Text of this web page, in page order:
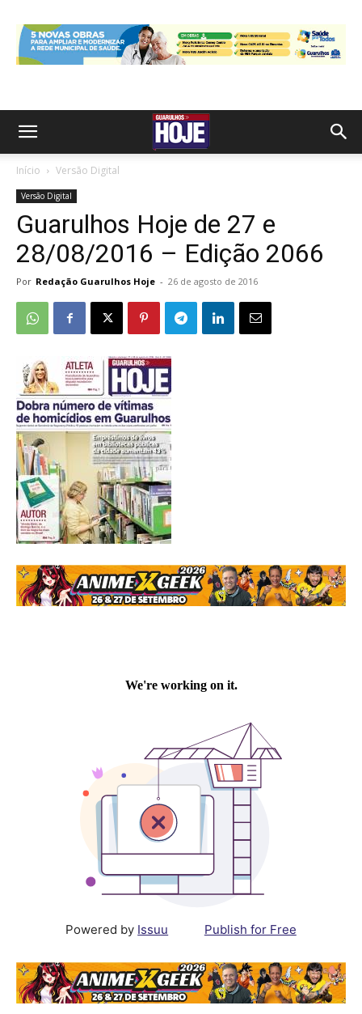
Início Versão Digital
Versão Digital
Guarulhos Hoje de 27 e
28/08/2016 – Edição 2066
Por Redação Guarulhos Hoje - 26 de agosto de 2016
Powered by Issuu Publish for Free